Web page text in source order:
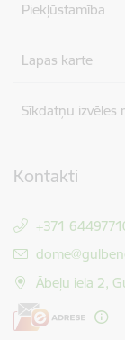
Piekļūstamība
Lapas karte
Sīkdatņu izvēles
Kontakti
+371
E-pasts:
Ābeļu iela 2,